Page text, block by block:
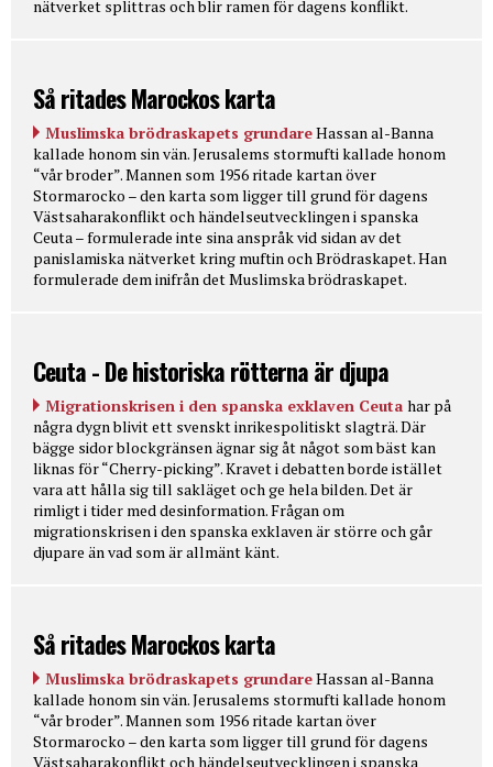
nätverket splittras och blir ramen för dagens konflikt.
Så ritades Marockos karta
Muslimska brödraskapets grundareHassan al-Banna
kallade honom sin vän. Jerusalems stormufti kallade honom
“vår broder”. Mannen som 1956 ritade kartan över
Stormarocko – den karta som ligger till grund för dagens
Västsaharakonflikt och händelseutvecklingen i spanska
Ceuta – formulerade inte sina anspråk vid sidan av det
panislamiska nätverket kring muftin och Brödraskapet. Han
formulerade dem inifrån det Muslimska brödraskapet.
Ceuta - De historiska rötterna är djupa
Migrationskrisen i den spanska exklaven Ceuta har på
några dygn blivit ett svenskt inrikespolitiskt slagträ. Där
bägge sidor blockgränsen ägnar sig åt något som bäst kan
liknas för “Cherry-picking”. Kravet i debatten borde istället
vara att hålla sig till sakläget och ge hela bilden. Det är
rimligt i tider med desinformation. Frågan om
migrationskrisen i den spanska exklaven är större och går
djupare än vad som är allmänt känt.
Så ritades Marockos karta
Muslimska brödraskapets grundareHassan al-Banna
kallade honom sin vän. Jerusalems stormufti kallade honom
“vår broder”. Mannen som 1956 ritade kartan över
Stormarocko – den karta som ligger till grund för dagens
Västsaharakonflikt och händelseutvecklingen i spanska